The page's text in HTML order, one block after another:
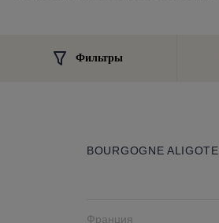
Фильтры
BOURGOGNE ALIGOTE
Франция